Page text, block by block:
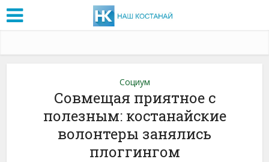
Социум
Совмещая приятное с
полезным: костанайские
волонтеры занялись
плоггингом